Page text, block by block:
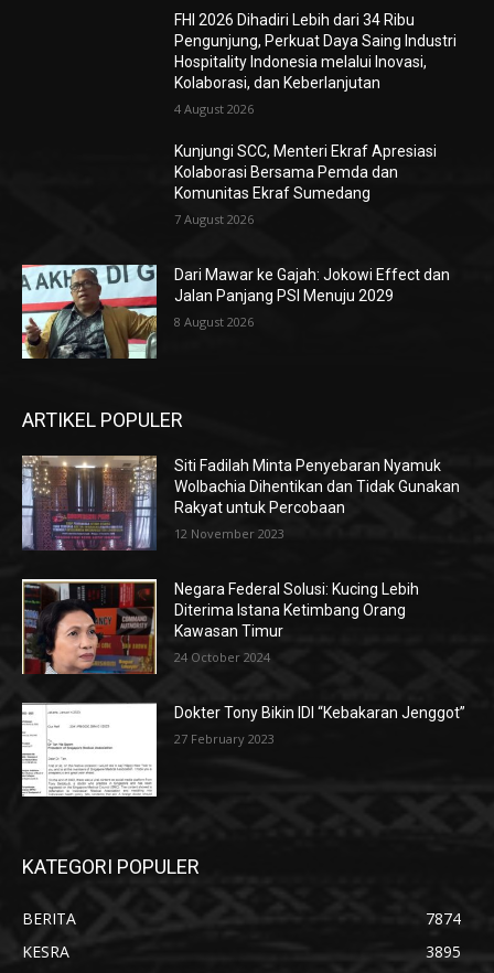
FHI 2026 Dihadiri Lebih dari 34 Ribu
Pengunjung, Perkuat Daya Saing Industri
Hospitality Indonesia melalui Inovasi,
Kolaborasi, dan Keberlanjutan
4 August 2026
Kunjungi SCC, Menteri Ekraf Apresiasi
Kolaborasi Bersama Pemda dan
Komunitas Ekraf Sumedang
7 August 2026
Dari Mawar ke Gajah: Jokowi Effect dan
Jalan Panjang PSI Menuju 2029
8 August 2026
ARTIKEL POPULER
Siti Fadilah Minta Penyebaran Nyamuk
Wolbachia Dihentikan dan Tidak Gunakan
Rakyat untuk Percobaan
12 November 2023
Negara Federal Solusi: Kucing Lebih
Diterima Istana Ketimbang Orang
Kawasan Timur
24 October 2024
Dokter Tony Bikin IDI “Kebakaran Jenggot”
27 February 2023
KATEGORI POPULER
BERITA
7874
KESRA
3895